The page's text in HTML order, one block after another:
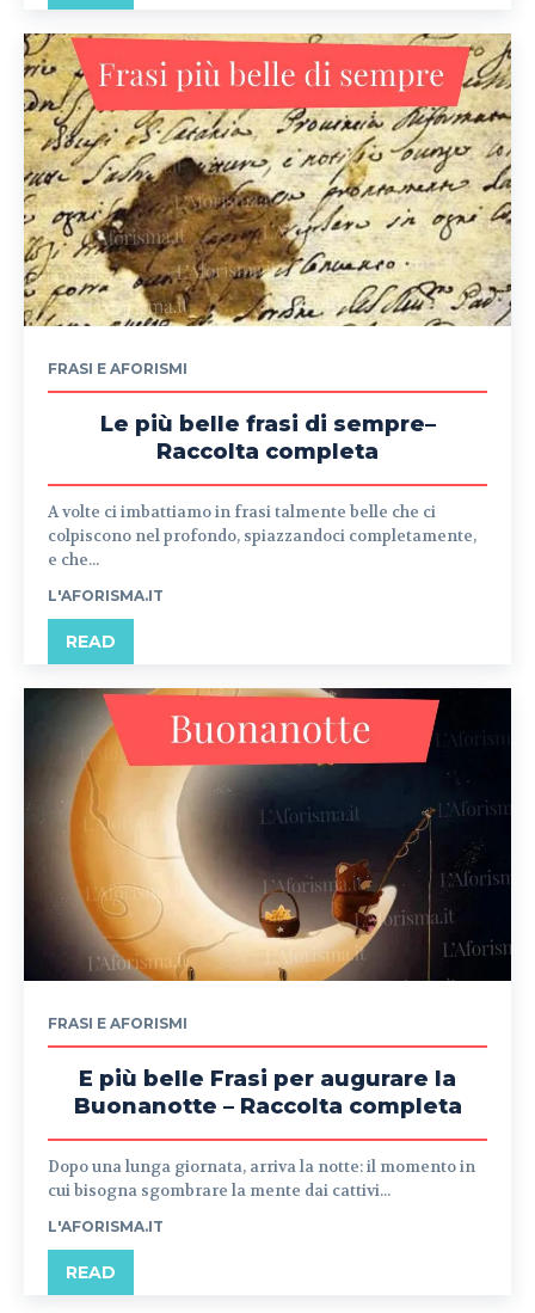
FRASI E AFORISMI
Le più belle frasi di sempre–
Raccolta completa
A volte ci imbattiamo in frasi talmente belle che ci
colpiscono nel profondo, spiazzandoci completamente,
e che...
L'AFORISMA.IT
READ
FRASI E AFORISMI
E più belle Frasi per augurare la
Buonanotte – Raccolta completa
Dopo una lunga giornata, arriva la notte: il momento in
cui bisogna sgombrare la mente dai cattivi...
L'AFORISMA.IT
READ